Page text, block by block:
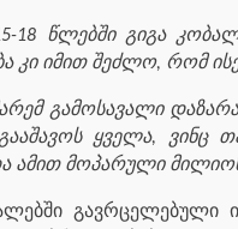
18 წლებში გიგა
კი იმით შეძლო, რომ
გამოსავალი
ყველა, ვინც
ამით მოპარული
გავრცელებული